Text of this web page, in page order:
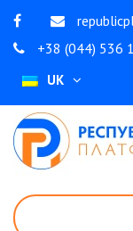
+38 (044) 536
UK